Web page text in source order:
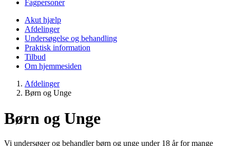
Fagpersoner
Akut hjælp
Afdelinger
Undersøgelse og behandling
Praktisk information
Tilbud
Om hjemmesiden
Afdelinger
Børn og Unge
Børn og Unge
Vi undersøger og behandler børn og unge under 18 år for mange